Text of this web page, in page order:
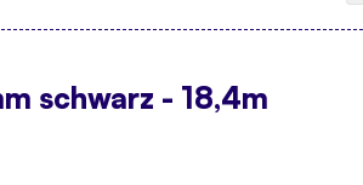
schwarz - 18,4m